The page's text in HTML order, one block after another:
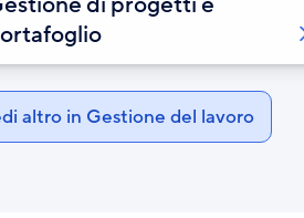
altro in Gestione del lavoro